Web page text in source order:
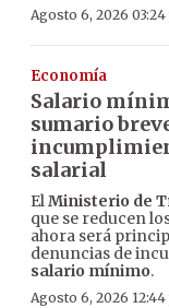
Agosto 6, 2026 03:24
Economía
Salario
sumario
salarial
ElMinisterio de
que se reducen
ahora será
denuncias de
salario mínimo.
Agosto 6, 2026 12:44